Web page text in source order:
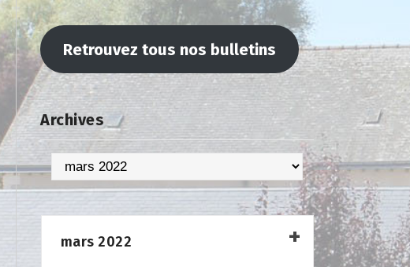
Retrouvez tous nos bulletins
Archives
Archives
mars 2022